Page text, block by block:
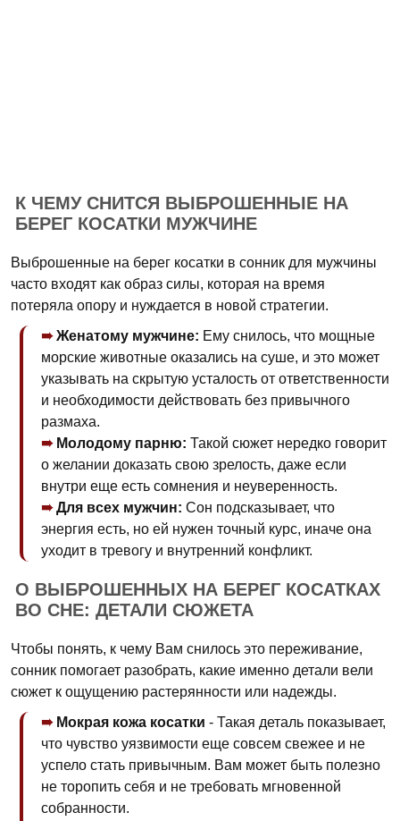
К ЧЕМУ СНИТСЯ ВЫБРОШЕННЫЕ НА
БЕРЕГ КОСАТКИ МУЖЧИНЕ
Выброшенные на берег косатки в сонник для мужчины
часто входят как образ силы, которая на время
потеряла опору и нуждается в новой стратегии.
Женатому мужчине: Ему снилось, что мощные
морские животные оказались на суше, и это может
указывать на скрытую усталость от ответственности
и необходимости действовать без привычного
размаха.
Молодому парню: Такой сюжет нередко говорит
о желании доказать свою зрелость, даже если
внутри еще есть сомнения и неуверенность.
Для всех мужчин: Сон подсказывает, что
энергия есть, но ей нужен точный курс, иначе она
уходит в тревогу и внутренний конфликт.
О ВЫБРОШЕННЫХ НА БЕРЕГ КОСАТКАХ
ВО СНЕ: ДЕТАЛИ СЮЖЕТА
Чтобы понять, к чему Вам снилось это переживание,
сонник помогает разобрать, какие именно детали вели
сюжет к ощущению растерянности или надежды.
Мокрая кожа косатки - Такая деталь показывает,
что чувство уязвимости еще совсем свежее и не
успело стать привычным. Вам может быть полезно
не торопить себя и не требовать мгновенной
собранности.